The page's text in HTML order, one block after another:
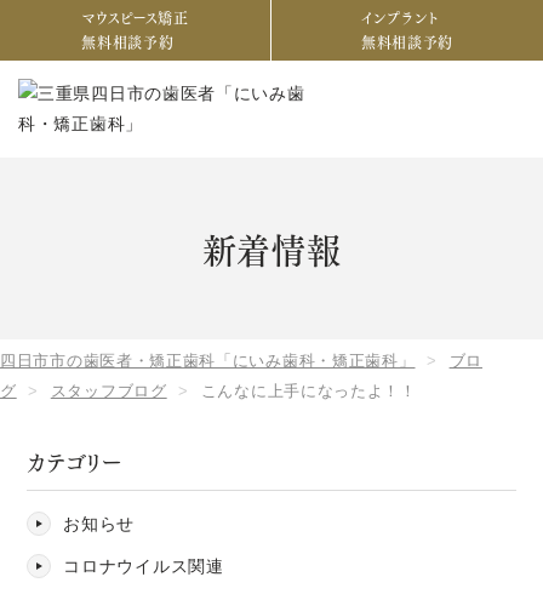
マウスピース矯正
無料相談予約
インプラント
無料相談予約
新着情報
四日市市の歯医者・矯正歯科「にいみ歯科・矯正歯科」
ブロ
グ
スタッフブログ こんなに上手になったよ！！
カテゴリー
お知らせ
コロナウイルス関連